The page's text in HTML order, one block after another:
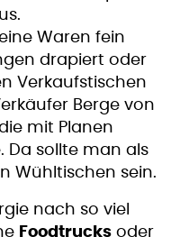
Waren fein
drapiert oder
Verkaufstischen
Berge von
mit Planen
Da sollte man als
Wühltischen sein.
nach so viel
Foodtrucks oder